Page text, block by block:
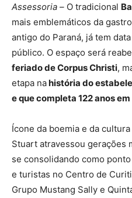
Assessoria – O tradicional
mais emblemáticos da
antigo do Paraná, já tem
público. O espaço será
feriado de Corpus Christi,
etapa nahistória do
e que completa 122 anos
Ícone da boemia e da
Stuart atravessou gerações
se consolidando como
e turistas no Centro de
Grupo Mustang Sally e